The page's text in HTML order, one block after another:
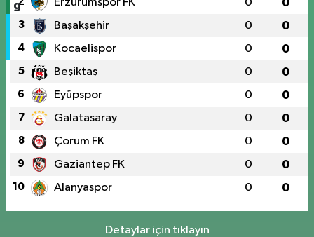
Erzurumspor FK 0 0
3 Başakşehir 0 0
4 Kocaelispor 0 0
5 Beşiktaş 0 0
6 Eyüpspor 0 0
7 Galatasaray 0 0
8 Çorum FK 0 0
9 Gaziantep FK 0 0
10 Alanyaspor 0 0
Detaylar için tıklayın